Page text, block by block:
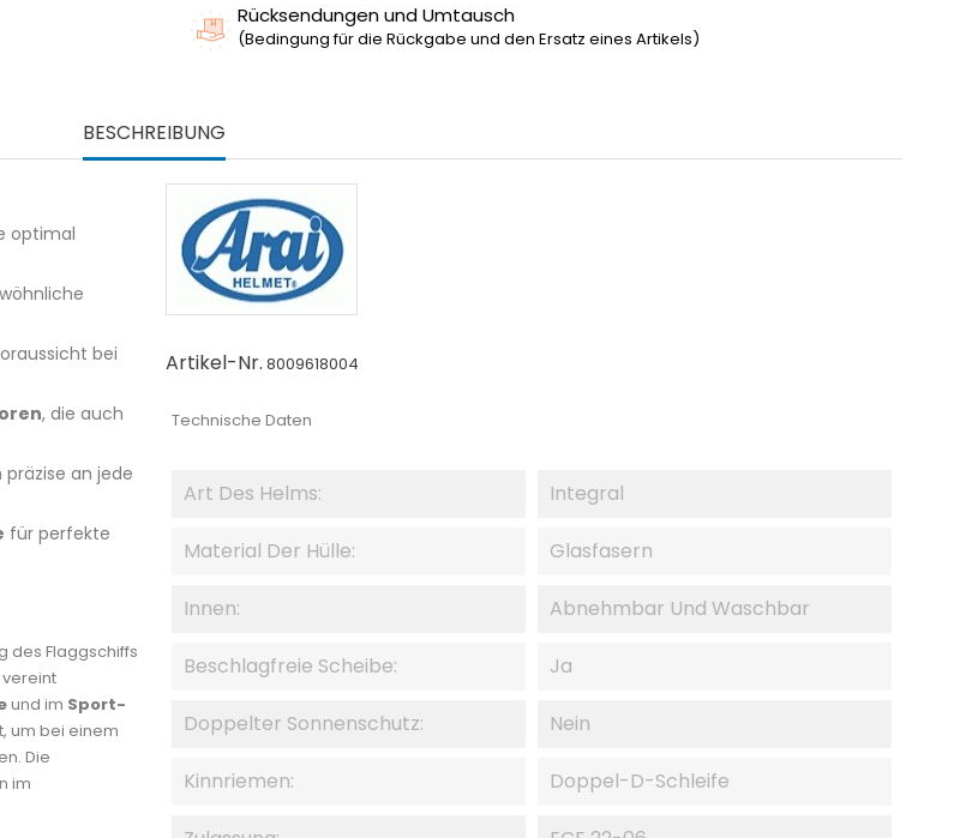
Rücksendungen und Umtausch
(Bedingung für die Rückgabe und den Ersatz eines Artikels)
BESCHREIBUNG
optimal
bei
, die auch
präzise an jede
für perfekte
des Flaggschiffs
vereint
und im Sport-
um bei einem
Die
im
Artikel-Nr. 8009618004
Technische Daten
Art Des Helms: Integral
Material Der Hülle: Glasfasern
Innen: Abnehmbar Und Waschbar
Beschlagfreie Scheibe: Ja
Doppelter Sonnenschutz: Nein
Kinnriemen: Doppel-D-Schleife